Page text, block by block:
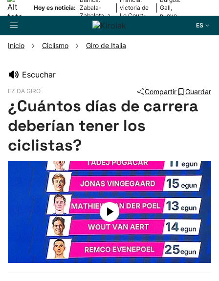
Hoy es noticia: Zabala-
Zabaleta, a
la final
victoria de
Le Court-
Pienaar
Gall,
nuevo
ES
Pelota
Remo
Baloncesto
Ciclismo
Herri-kirolak
Balonmano
Inicio Ciclismo Giro de Italia
Escuchar
EZ DA GIRO Compartir Guardar
¿Cuántos días de carrera
deberían tener los
ciclistas?